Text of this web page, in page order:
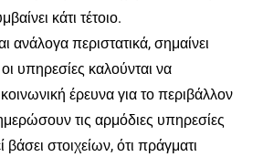
κάτι τέτοιο.
ανάλογα περιστατικά, σημαίνει
υπηρεσίες καλούνται να
έρευνα για το περιβάλλον
τις αρμόδιες υπηρεσίες
βάσει στοιχείων, ότι πράγματι